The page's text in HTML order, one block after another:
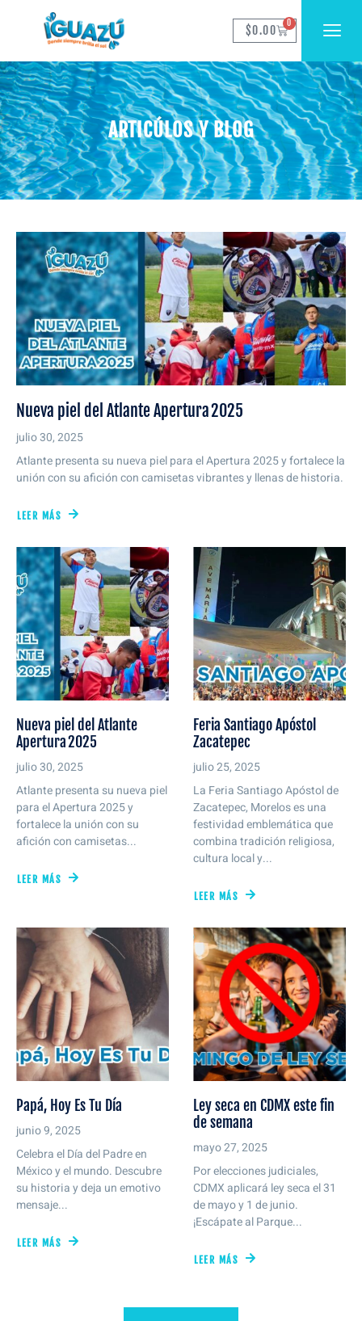
$0.00
0
ARTICÚLOS Y BLOG
Nueva piel del Atlante Apertura 2025
julio 30, 2025
Atlante presenta su nueva piel para el Apertura 2025 y fortalece la
unión con su afición con camisetas vibrantes y llenas de historia.
LEER MÁS
Nueva piel del Atlante
Apertura 2025
julio 30, 2025
Atlante presenta su nueva piel
para el Apertura 2025 y
fortalece la unión con su
afición con camisetas...
LEER MÁS
Feria Santiago Apóstol
Zacatepec
julio 25, 2025
La Feria Santiago Apóstol de
Zacatepec, Morelos es una
festividad emblemática que
combina tradición religiosa,
cultura local y...
LEER MÁS
Papá, Hoy Es Tu Día
junio 9, 2025
Celebra el Día del Padre en
México y el mundo. Descubre
su historia y deja un emotivo
mensaje...
LEER MÁS
Ley seca en CDMX este fin
de semana
mayo 27, 2025
Por elecciones judiciales,
CDMX aplicará ley seca el 31
de mayo y 1 de junio.
¡Escápate al Parque...
LEER MÁS